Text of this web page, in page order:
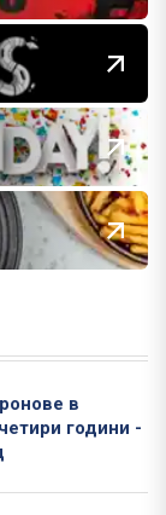
в
години -